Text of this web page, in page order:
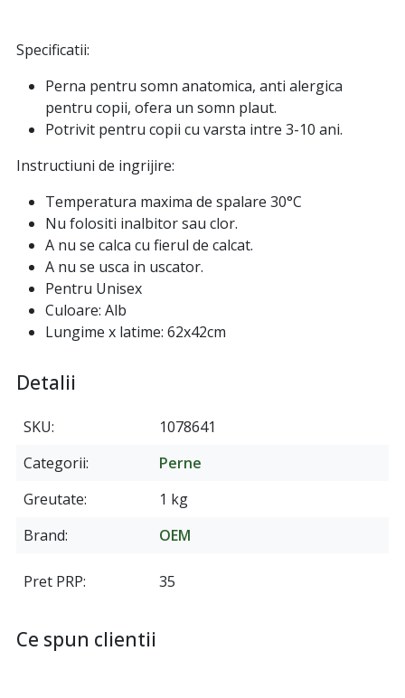
Specificatii:
Perna pentru somn anatomica, anti alergica
pentru copii, ofera un somn plaut.
Potrivit pentru copii cu varsta intre 3-10 ani.
Instructiuni de ingrijire:
Temperatura maxima de spalare 30°C
Nu folositi inalbitor sau clor.
A nu se calca cu fierul de calcat.
A nu se usca in uscator.
Pentru Unisex
Culoare: Alb
Lungime x latime: 62x42cm
Detalii
SKU
1078641
Categorii
Perne
Greutate
1 kg
Brand
OEM
Pret PRP 35
Ce spun clientii